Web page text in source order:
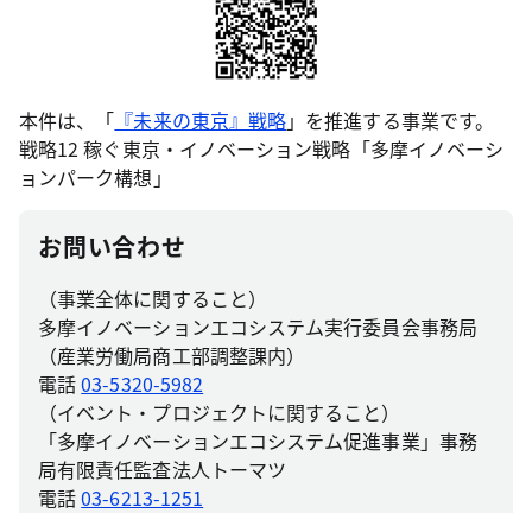
本件は、「 『未来の東京』戦略」を推進する事業です。
戦略12 稼ぐ東京・イノベーション戦略「多摩イノベーシ
ョンパーク構想」
お問い合わせ
（事業全体に関すること）
多摩イノベーションエコシステム実行委員会事務局
（産業労働局商工部調整課内）
電話03-5320-5982
（イベント・プロジェクトに関すること）
「多摩イノベーションエコシステム促進事業」事務
局有限責任監査法人トーマツ
電話03-6213-1251